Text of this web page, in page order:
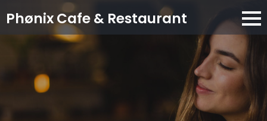
Phønix Cafe& Restaurant